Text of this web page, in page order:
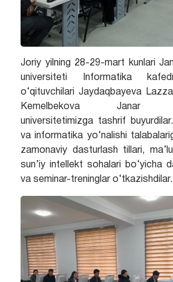
Joriy yilning 28-29-mart kunlari
universiteti Informatika
o‘qituvchilari Jaydaqbayeva
Kemelbekova Janar
universitetimizga tashrif
va informatika yo‘nalishi
zamonaviy dasturlash tillari,
sun’iy intellekt sohalari bo‘yicha
va seminar-treninglar o‘tkazishdilar.